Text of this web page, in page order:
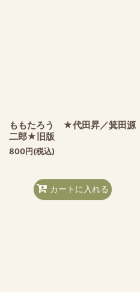
ももたろう ★代田昇／箕田源
二郎★旧版
800円(税込)
カートに入れる